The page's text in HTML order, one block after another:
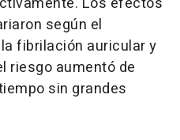
según el
fibrilación auricular y
riesgo aumentó de
sin grandes